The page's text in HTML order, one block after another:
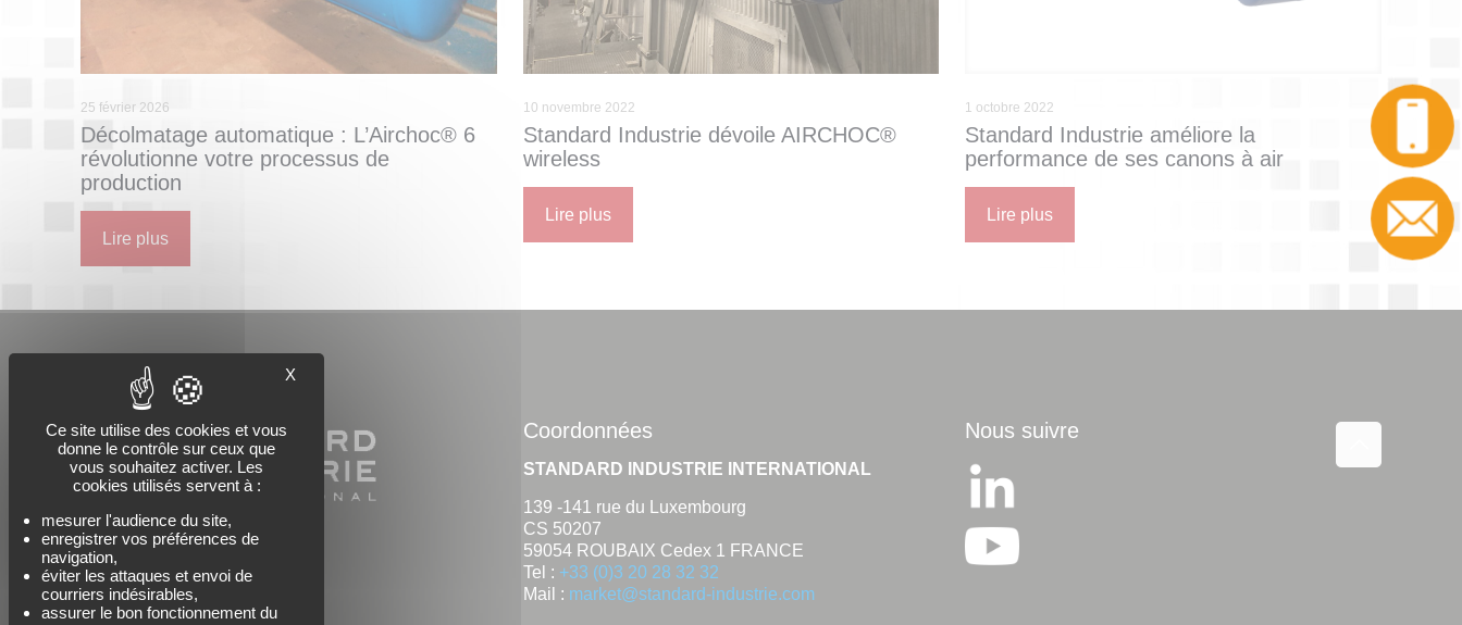
25 février 2026
Décolmatage automatique : L’Airchoc® 6
révolutionne votre processus de
production
Lire plus
10 novembre 2022
Standard Industrie dévoile AIRCHOC®
wireless
Lire plus
1 octobre 2022
Standard Industrie améliore la
performance de ses canons à air
Lire plus
Coordonnées
STANDARD INDUSTRIE INTERNATIONAL
139 -141 rue du Luxembourg
CS 50207
59054 ROUBAIX Cedex 1 FRANCE
Tel : +33 (0)3 20 28 32 32
Mail : market@standard-industrie.com
Nous suivre
Contact
X
Ce site utilise des cookies et vous
donne le contrôle sur ceux que
vous souhaitez activer. Les
cookies utilisés servent à :
mesurer l'audience du site,
enregistrer vos préférences de
navigation,
éviter les attaques et envoi de
courriers indésirables,
assurer le bon fonctionnement du